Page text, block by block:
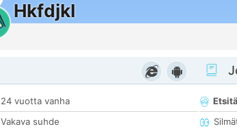
Hkfdjkl
24 vuotta vanha
Vakava suhde